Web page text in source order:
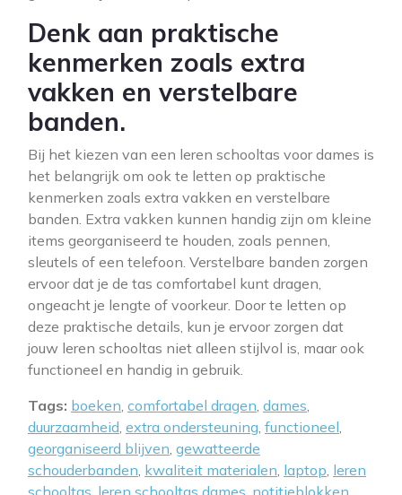
Denk aan praktische
kenmerken zoals extra
vakken en verstelbare
banden.
Bij het kiezen van een leren schooltas voor dames is
het belangrijk om ook te letten op praktische
kenmerken zoals extra vakken en verstelbare
banden. Extra vakken kunnen handig zijn om kleine
items georganiseerd te houden, zoals pennen,
sleutels of een telefoon. Verstelbare banden zorgen
ervoor dat je de tas comfortabel kunt dragen,
ongeacht je lengte of voorkeur. Door te letten op
deze praktische details, kun je ervoor zorgen dat
jouw leren schooltas niet alleen stijlvol is, maar ook
functioneel en handig in gebruik.
Tags: boeken, comfortabel dragen, dames,
duurzaamheid, extra ondersteuning, functioneel,
georganiseerd blijven, gewatteerde
schouderbanden, kwaliteit materialen, laptop, leren
schooltas, leren schooltas dames, notitieblokken,